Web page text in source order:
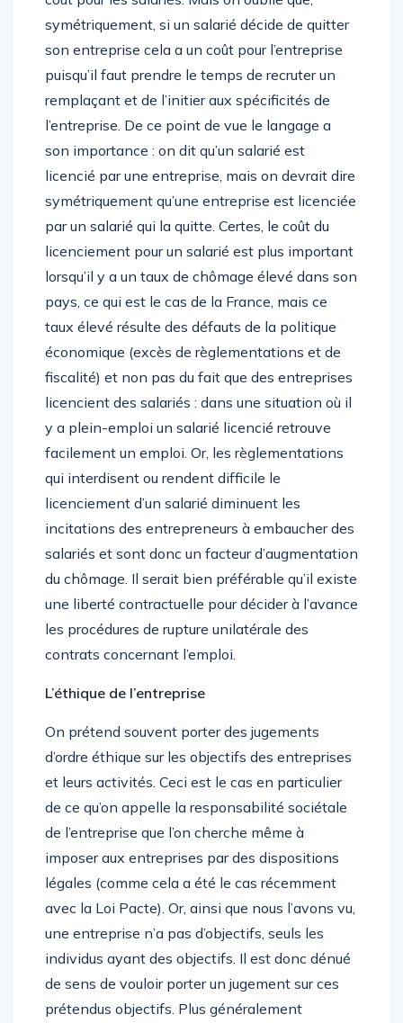
symétriquement, si un salarié décide de quitter
son entreprise cela a un coût pour l’entreprise
puisqu’il faut prendre le temps de recruter un
remplaçant et de l’initier aux spécificités de
l’entreprise. De ce point de vue le langage a
son importance : on dit qu’un salarié est
licencié par une entreprise, mais on devrait dire
symétriquement qu’une entreprise est licenciée
par un salarié qui la quitte. Certes, le coût du
licenciement pour un salarié est plus important
lorsqu’il y a un taux de chômage élevé dans son
pays, ce qui est le cas de la France, mais ce
taux élevé résulte des défauts de la politique
économique (excès de règlementations et de
fiscalité) et non pas du fait que des entreprises
licencient des salariés : dans une situation où il
y a plein-emploi un salarié licencié retrouve
facilement un emploi. Or, les règlementations
qui interdisent ou rendent difficile le
licenciement d’un salarié diminuent les
incitations des entrepreneurs à embaucher des
salariés et sont donc un facteur d’augmentation
du chômage. Il serait bien préférable qu’il existe
une liberté contractuelle pour décider à l’avance
les procédures de rupture unilatérale des
contrats concernant l’emploi.
L’éthique de l’entreprise
On prétend souvent porter des jugements
d’ordre éthique sur les objectifs des entreprises
et leurs activités. Ceci est le cas en particulier
de ce qu’on appelle la responsabilité sociétale
de l’entreprise que l’on cherche même à
imposer aux entreprises par des dispositions
légales (comme cela a été le cas récemment
avec la Loi Pacte). Or, ainsi que nous l’avons vu,
une entreprise n’a pas d’objectifs, seuls les
individus ayant des objectifs. Il est donc dénué
de sens de vouloir porter un jugement sur ces
prétendus objectifs. Plus généralement